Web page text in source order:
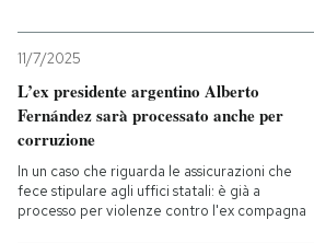
11/7/2025
L’ex presidente argentino Alberto
Fernández sarà processato anche per
corruzione
In un caso che riguarda le assicurazioni che
fece stipulare agli uffici statali: è già a
processo per violenze contro l'ex compagna